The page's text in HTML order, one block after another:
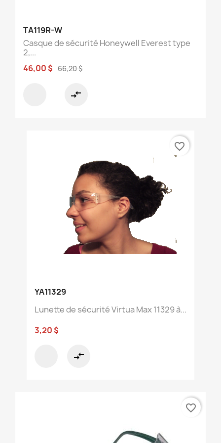
TA119R-W
Casque de sécurité Honeywell Everest type
2,...
46,00 $ 66,20 $
compare_arrows
YA11329
Lunette de sécurité Virtua Max 11329 à...
3,20 $
compare_arrows
favorite_border
favorite_border